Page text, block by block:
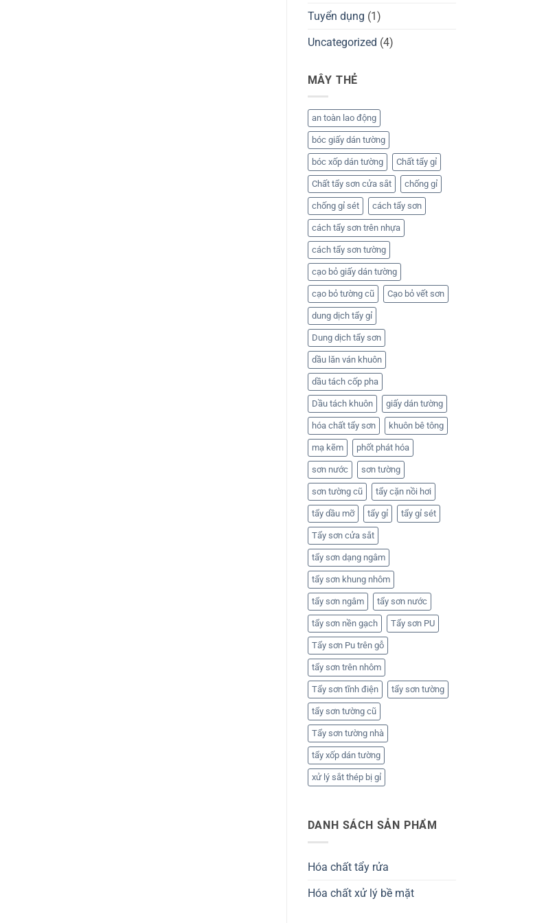
Tuyển dụng (1)
Uncategorized (4)
MÂY THẺ
an toàn lao động
bóc giấy dán tường
bóc xốp dán tường Chất tẩy gỉ
Chất tẩy sơn cửa sắt chống gỉ
chống gỉ sét cách tẩy sơn
cách tẩy sơn trên nhựa
cách tẩy sơn tường
cạo bỏ giấy dán tường
cạo bỏ tường cũ Cạo bỏ vết sơn
dung dịch tẩy gỉ
Dung dịch tẩy sơn
dầu lăn ván khuôn
dầu tách cốp pha
Dầu tách khuôn giấy dán tường
hóa chất tẩy sơn khuôn bê tông
mạ kẽm phốt phát hóa
sơn nước sơn tường
sơn tường cũ tẩy cặn nồi hơi
tẩy dầu mỡ tẩy gỉ tẩy gỉ sét
Tẩy sơn cửa sắt
tẩy sơn dạng ngâm
tẩy sơn khung nhôm
tẩy sơn ngâm tẩy sơn nước
tẩy sơn nền gạch Tẩy sơn PU
Tẩy sơn Pu trên gỗ
tẩy sơn trên nhôm
Tẩy sơn tĩnh điện tẩy sơn tường
tẩy sơn tường cũ
Tẩy sơn tường nhà
tẩy xốp dán tường
xử lý sắt thép bị gỉ
DANH SÁCH SẢN PHẨM
Hóa chất tẩy rửa
Hóa chất xử lý bề mặt